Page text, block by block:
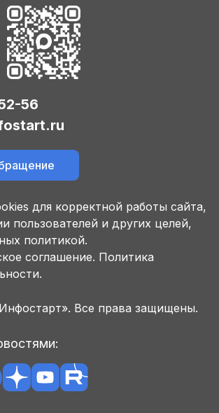
56
для корректной работы сайта,
пользователей и других целей,
политикой.
соглашение. Политика
Все права защищены.